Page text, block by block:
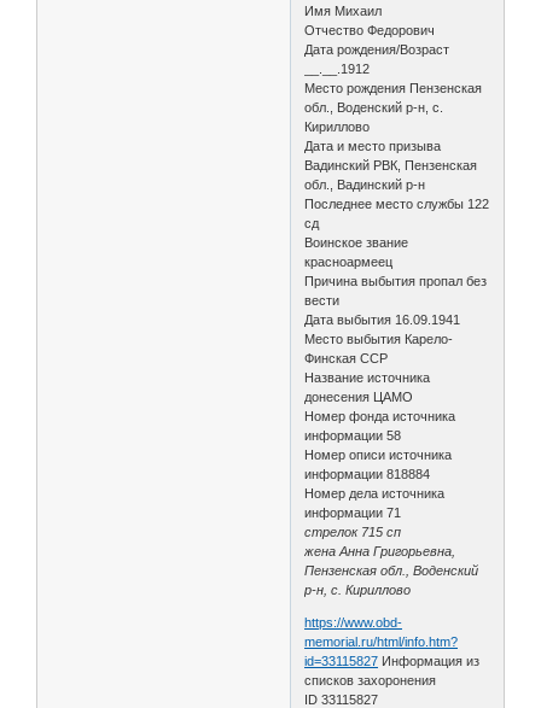
Имя Михаил
Отчество Федорович
Дата рождения/Возраст
__.__.1912
Место рождения Пензенская
обл., Воденский р-н, с.
Кириллово
Дата и место призыва
Вадинский РВК, Пензенская
обл., Вадинский р-н
Последнее место службы 122
сд
Воинское звание
красноармеец
Причина выбытия пропал без
вести
Дата выбытия 16.09.1941
Место выбытия Карело-
Финская ССР
Название источника
донесения ЦАМО
Номер фонда источника
информации 58
Номер описи источника
информации 818884
Номер дела источника
информации 71
стрелок 715 сп
жена Анна Григорьевна,
Пензенская обл., Воденский
р-н, с. Кириллово
https://www.obd-
memorial.ru/html/info.htm?
id=33115827 Информация из
списков захоронения
ID 33115827